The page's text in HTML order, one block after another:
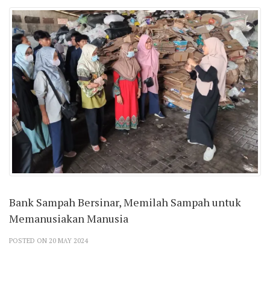
Bank Sampah Bersinar, Memilah Sampah untuk
Memanusiakan Manusia
POSTED ON 20 MAY 2024